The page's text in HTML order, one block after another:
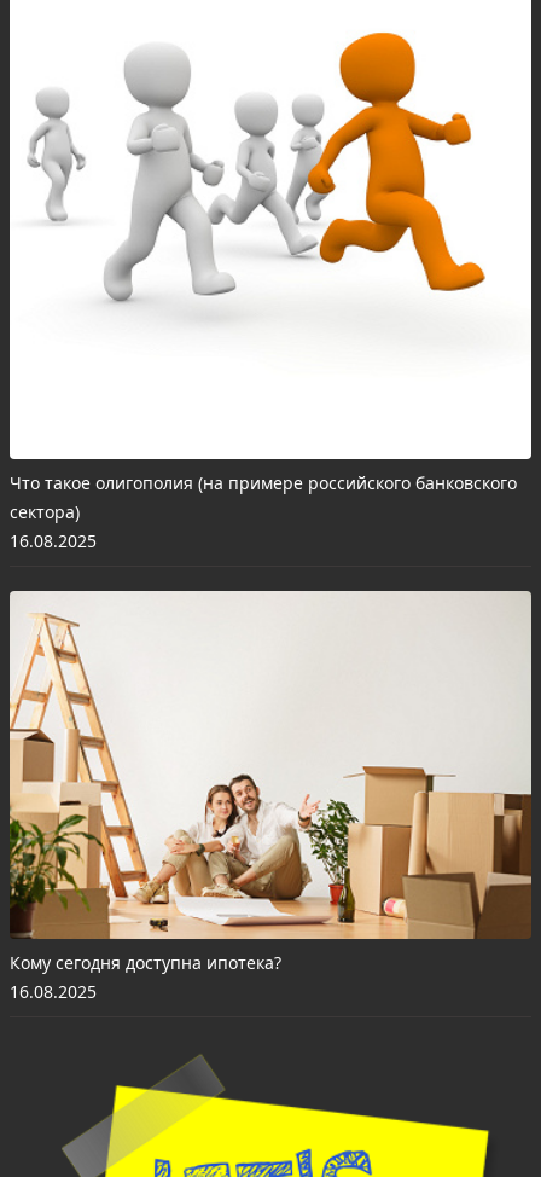
Что такое олигополия (на примере российского банковского
сектора)
16.08.2025
Кому сегодня доступна ипотека?
16.08.2025